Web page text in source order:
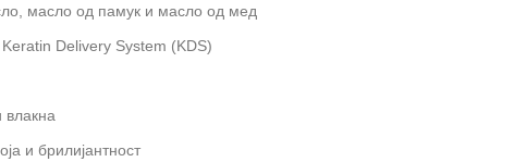
масло од памук и масло од мед
Keratin Delivery System (KDS)
влакна
и брилијантност